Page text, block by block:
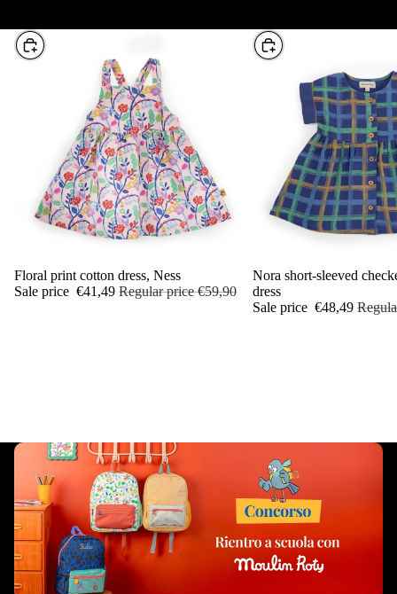
Sale
Choose
Floral print cotton dress, Ness
Sale price €41,49 Regular price€59,90
Sale
Choose
Nora short-sleeved
dress
Sale price €48,49